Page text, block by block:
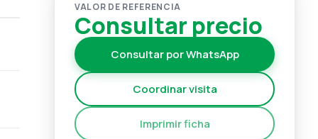
VALOR DE REFERENCIA
Consultar precio
Consultar por WhatsApp
Coordinar visita
Imprimir ficha